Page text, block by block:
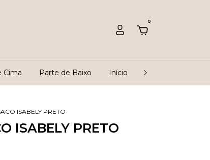
0
Cima Parte de Baixo Início Rastreio
ISABELY PRETO
ISABELY PRETO